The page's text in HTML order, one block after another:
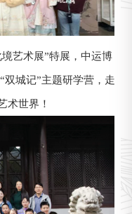
艺术展”特展，中运博
城记”主题研学营，走
术世界！